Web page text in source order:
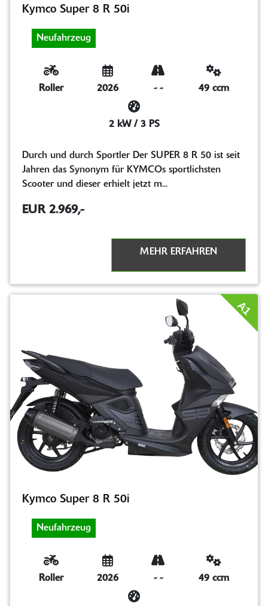
Kymco Super 8 R 50i
Neufahrzeug
Roller 2026 - - 49 ccm
2 kW / 3 PS
Durch und durch Sportler Der SUPER 8 R 50 ist seit
Jahren das Synonym für KYMCOs sportlichsten
Scooter und dieser erhielt jetzt m...
EUR 2.969,-
MEHR ERFAHREN
Kymco Super 8 R 50i
Neufahrzeug
Roller 2026 - - 49 ccm
A1